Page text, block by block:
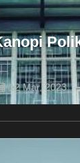
12 Mar, 2023